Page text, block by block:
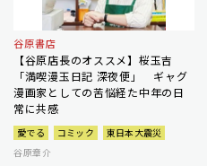
谷原書店
【谷原店長のオススメ】桜玉吉
「満喫漫玉日記 深夜便」 ギャグ
漫画家としての苦悩経た中年の日
常に共感
愛でる コミック
東日本大震災
谷原章介